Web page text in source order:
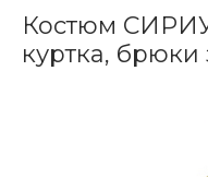
Костюм
куртка,